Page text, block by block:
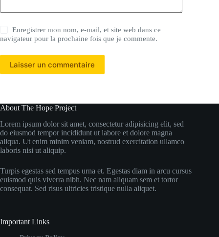
Enregistrer mon nom, e-mail, et site web dans ce
navigateur pour la prochaine fois que je commente.
Laisser un commentaire
About The Hope Project
Lorem ipsum dolor sit amet, consectetur adipisicing elit, sed
do eiusmod tempor incididunt ut labore et dolore magna
aliqua. Ut enim minim veniam, nostrud exercitation ullamco
laboris nisi ut aliquip.
Turpis egestas sed tempus urna et. Egestas diam in arcu cursus
euismod quis viverra nibh. Nec nam aliquam sem et tortor
consequat. Sed risus ultricies tristique nulla aliquet.
Important Links